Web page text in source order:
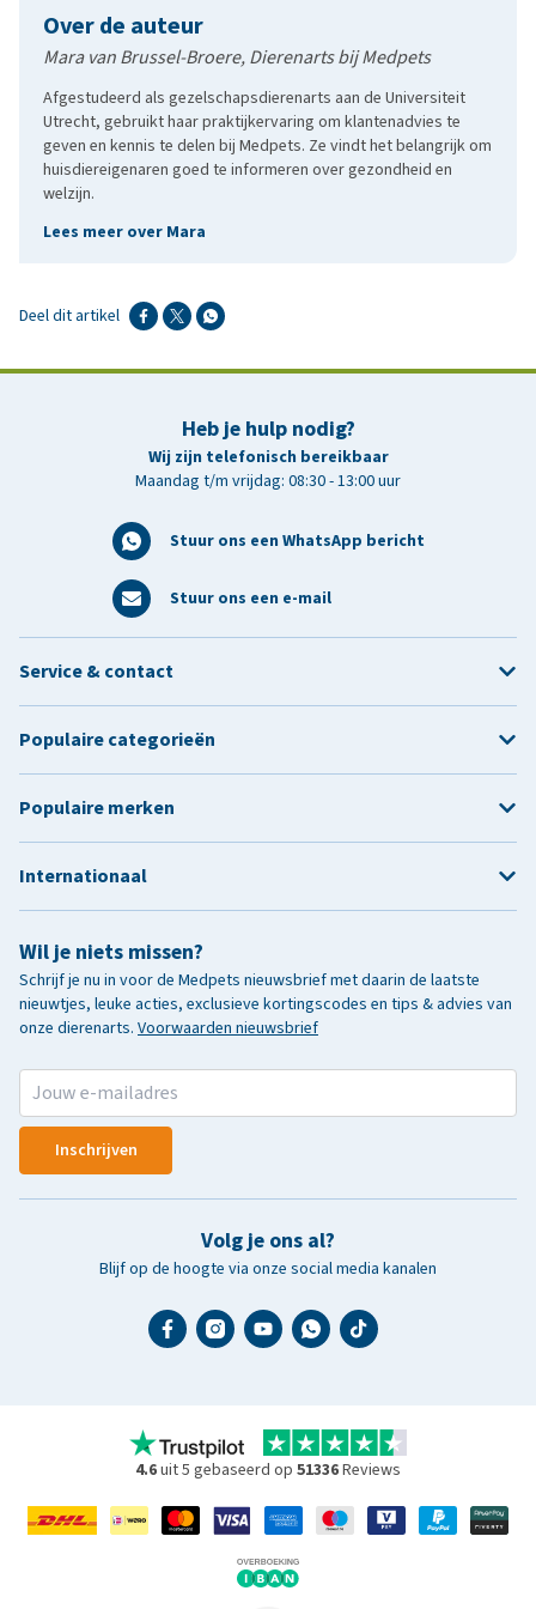
Over de auteur
Mara van Brussel-Broere, Dierenarts bij Medpets
Afgestudeerd als gezelschapsdierenarts aan de Universiteit
Utrecht, gebruikt haar praktijkervaring om klantenadvies te
geven en kennis te delen bij Medpets. Ze vindt het belangrijk om
huisdiereigenaren goed te informeren over gezondheid en
welzijn.
Lees meer over Mara
Deel dit artikel
Heb je hulp nodig?
Wij zijn telefonisch bereikbaar
Maandag t/m vrijdag: 08:30 - 13:00 uur
Stuur ons een WhatsApp bericht
Stuur ons een e-mail
Wil je niets missen?
Schrijf je nu in voor de Medpets nieuwsbrief met daarin de laatste
nieuwtjes, leuke acties, exclusieve kortingscodes en tips & advies van
onze dierenarts. Voorwaarden nieuwsbrief
Inschrijven
Volg je ons al?
Blijf op de hoogte via onze social media kanalen
Service & contact
Populaire categorieën
Populaire merken
Internationaal
4.6uit 5 gebaseerd op 51336Reviews